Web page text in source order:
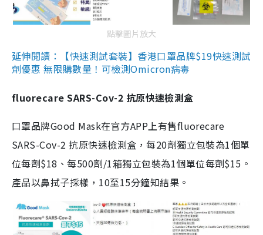
點擊圖片放大
延伸閱讀：【快速測試套裝】香港口罩品牌$19快速測試
劑優惠 無限購數量！可檢測Omicron病毒
fluorecare SARS-Cov-2 抗原快速檢測盒
口罩品牌Good Mask在官方APP上有售fluorecare
SARS-Cov-2 抗原快速檢測盒，每20劑獨立包裝為1個單
位每劑$18、每500劑/1箱獨立包裝為1個單位每劑$15。
產品以鼻拭子採樣，10至15分鐘知結果。